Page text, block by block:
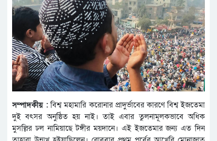
সম্পাদকীয় :বিশ্ব মহামারি করোনার প্রাদুর্ভাবের কারণে বিশ্ব ইজতেমা
দুই বৎসর অনুষ্ঠিত হয় নাই। তাই এবার তুলনামূলকভাবে অধিক
মুসল্লির ঢল নামিয়াছে টঙ্গীর ময়দানে। এই ইজতেমার জন্য এত দিন